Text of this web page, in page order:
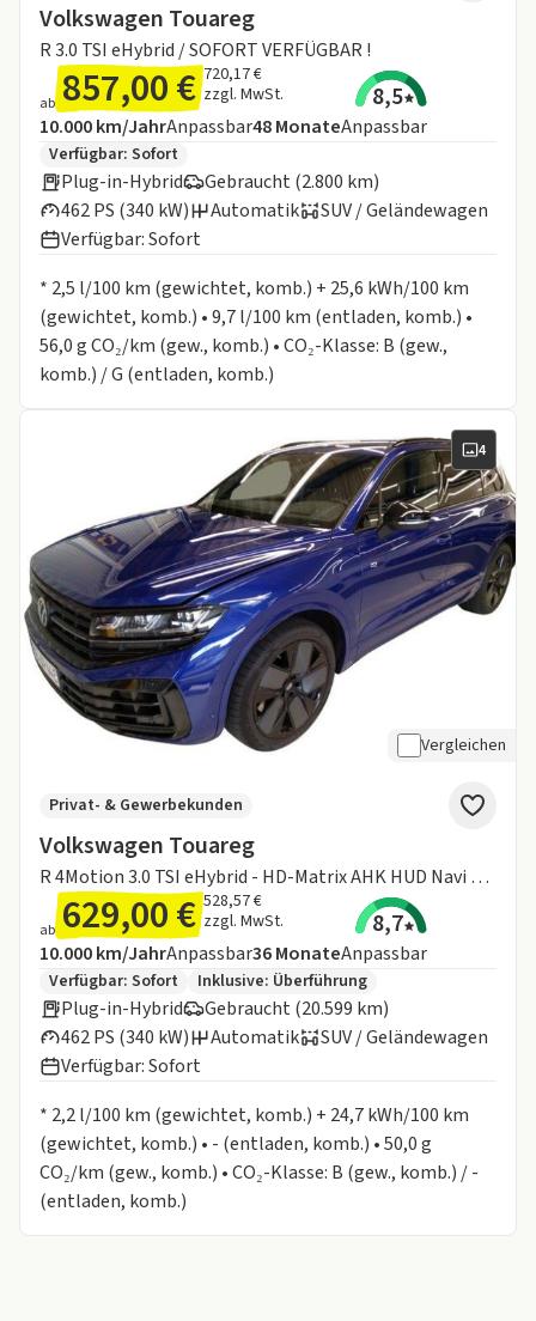
Volkswagen Touareg
R 3.0 TSI eHybrid / SOFORT VERFÜGBAR !
ab 857,00 € 720,17 €
zzgl. MwSt.
8,5
Angebotsdetails:
Inklusive Laufleistung
10.000 km/JahrAnpassbarLaufzeit
48MonateAnpassbar
Zusätzliche Fahrzeuginformationen:
Verfügbar: Sofort
Plug-in-Hybrid
Gebraucht (2.800 km)
462 PS (340 kW)
Automatik
SUV / Geländewagen
Verfügbar: Sofort
* 2,5 l/100 km (gewichtet, komb.) + 25,6 kWh/100 km
(gewichtet, komb.) • 9,7 l/100 km (entladen, komb.) •
56,0 g CO₂/km (gew., komb.) • CO₂-Klasse: B (gew.,
komb.) / G (entladen, komb.)
4
Vergleichen
Volkswagen Touareg
R 4Motion 3.0 TSI eHybrid - HD-Matrix AHK HUD Navi Area View ACC PDC LM SHZ
Privat- & Gewerbekunden
ab 629,00 € 528,57 €
zzgl. MwSt.
8,7
Angebotsdetails:
Inklusive Laufleistung
10.000 km/JahrAnpassbarLaufzeit
36MonateAnpassbar
Zusätzliche Fahrzeuginformationen:
Verfügbar: Sofort Inklusive: Überführung
Plug-in-Hybrid
Gebraucht (20.599 km)
462 PS (340 kW)
Automatik
SUV / Geländewagen
Verfügbar: Sofort
* 2,2 l/100 km (gewichtet, komb.) + 24,7 kWh/100 km
(gewichtet, komb.) • - (entladen, komb.) • 50,0 g
CO₂/km (gew., komb.) • CO₂-Klasse: B (gew., komb.) / -
(entladen, komb.)